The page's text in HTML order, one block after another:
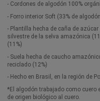
- Cordones de algodón 100%
- Forro interior Soft (33% de
- Plantilla hecha de caña de
silvestre de la selva amazónica
(11%)
- Suela hecha de caucho
reciclado (12%)
- Hecho en Brasil, en la región de
*El algodón trabajado como cuero
de origen biológico al cuero.